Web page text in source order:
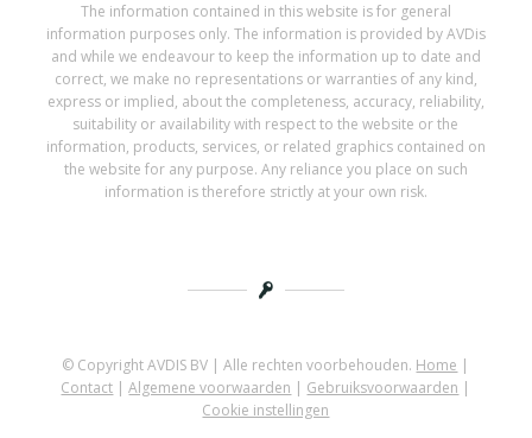
The information contained in this website is for general
information purposes only. The information is provided by AVDis
and while we endeavour to keep the information up to date and
correct, we make no representations or warranties of any kind,
express or implied, about the completeness, accuracy, reliability,
suitability or availability with respect to the website or the
information, products, services, or related graphics contained on
the website for any purpose. Any reliance you place on such
information is therefore strictly at your own risk.
© Copyright AVDIS BV | Alle rechten voorbehouden. Home |
Contact |Algemene voorwaarden | Gebruiksvoorwaarden |
Cookie instellingen